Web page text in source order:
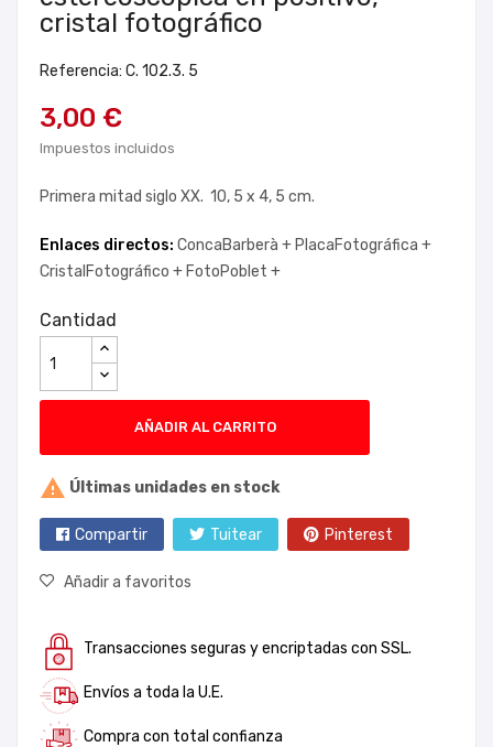
cristal fotográfico
Referencia: C. 102.3. 5
3,00 €
Impuestos incluidos
Primera mitad siglo XX. 10, 5 x 4, 5 cm.
Enlaces directos: ConcaBarberà + PlacaFotográfica +
CristalFotográfico + FotoPoblet +
Cantidad
AÑADIR AL CARRITO
 Últimas unidades en stock
Compartir Tuitear Pinterest
Añadir a favoritos
Transacciones seguras y encriptadas con SSL.
Envíos a toda la U.E.
Compra con total confianza